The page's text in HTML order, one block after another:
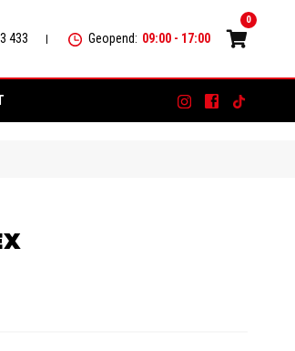
433 Geopend: 09:00 - 17:00
0